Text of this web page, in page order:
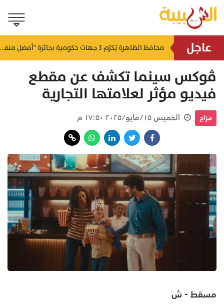
عاجل
منذ ٩ ساعات محافظ الظاهرة يُكرّم 3 جهات حكومية بجائزة "أفضل منفذ تقديم خدمة" لعام 2025
لتعزيز سلاسل الإمداد.. إطلاق ممر لوجستي بري بين سلطنة عُمان والمملكة العربية السعودية
ڤوكس سينما تكشف عن مقطع
فيديو مؤثر لعلامتها التجارية
مزاج الخميس ١٥/مايو/٢٠٢٥ ١٧:٥٠ م
مسقط - ش